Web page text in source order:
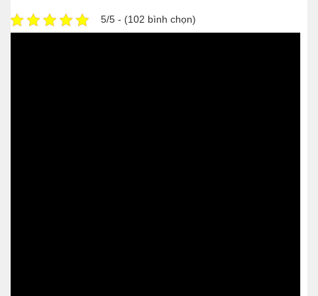
5/5 - (102 bình chọn)